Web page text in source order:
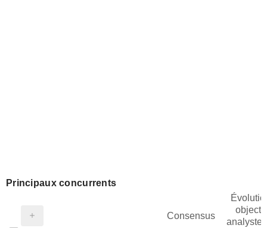
Principaux concurrents
Consensus
objectif